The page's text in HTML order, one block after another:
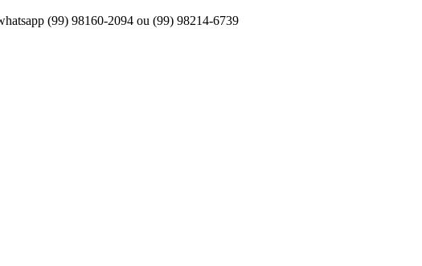
(99) 98160-2094 ou (99) 98214-6739